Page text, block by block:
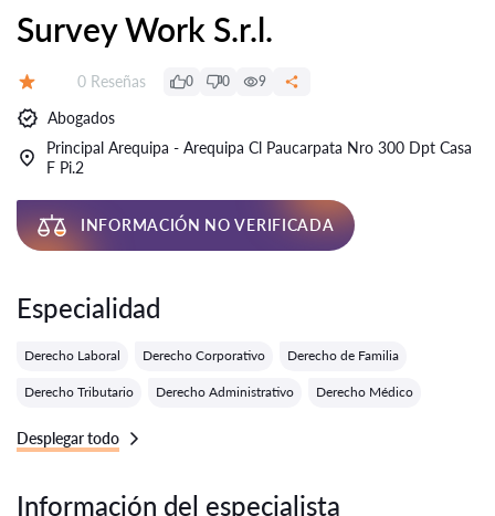
Survey Work S.r.l.
Número de reseñas:
0 Reseñas 0 0 9
Abogados
Principal Arequipa - Arequipa Cl Paucarpata Nro 300 Dpt Casa
F Pi.2
INFORMACIÓN NO VERIFICADA
Especialidad
Derecho Laboral Derecho Corporativo Derecho de Familia
Derecho Tributario Derecho Administrativo Derecho Médico
Desplegar todo
Información del especialista